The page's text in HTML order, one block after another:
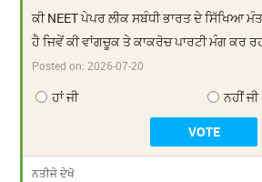
ਕੀ NEET ਪੇਪਰ ਲੀਕ ਸਬੰਧੀ ਭਾਰਤ ਦੇ ਸਿੱਖਿਆ
ਹੈ ਜਿਵੇਂ ਕੀ ਵਾਂਗਚੂਕ ਤੇ ਕਾਕਰੋਚ ਪਾਰਟੀ ਮੰਗ ਕਰ
Posted on:2026-07-20
ਹਾਂ ਜੀ ਨਹੀਂ ਜੀ
ਨਤੀਜੇ ਦੇਖੋ